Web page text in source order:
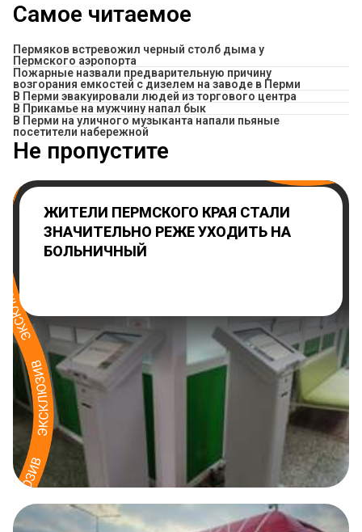
Самое читаемое
Пермяков встревожил черный столб дыма у
Пермского аэропорта
Пожарные назвали предварительную причину
возгорания емкостей с дизелем на заводе в Перми
В Перми эвакуировали людей из торгового центра
​В Прикамье на мужчину напал бык
В Перми на уличного музыканта напали пьяные
посетители набережной
Не пропустите
ЖИТЕЛИ ПЕРМСКОГО КРАЯ СТАЛИ
ЗНАЧИТЕЛЬНО РЕЖЕ УХОДИТЬ НА
БОЛЬНИЧНЫЙ